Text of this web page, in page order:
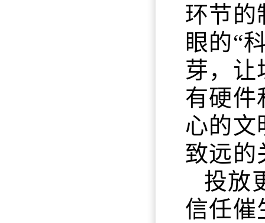
环节的
眼的“
芽，让
有硬件
心的文
致远的
投放
信任催